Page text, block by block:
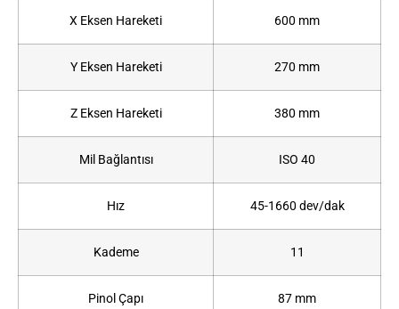
X Eksen Hareketi 600 mm
Y Eksen Hareketi 270 mm
Z Eksen Hareketi 380 mm
Mil Bağlantısı ISO 40
Hız 45-1660 dev/dak
Kademe 11
Pinol Çapı 87 mm